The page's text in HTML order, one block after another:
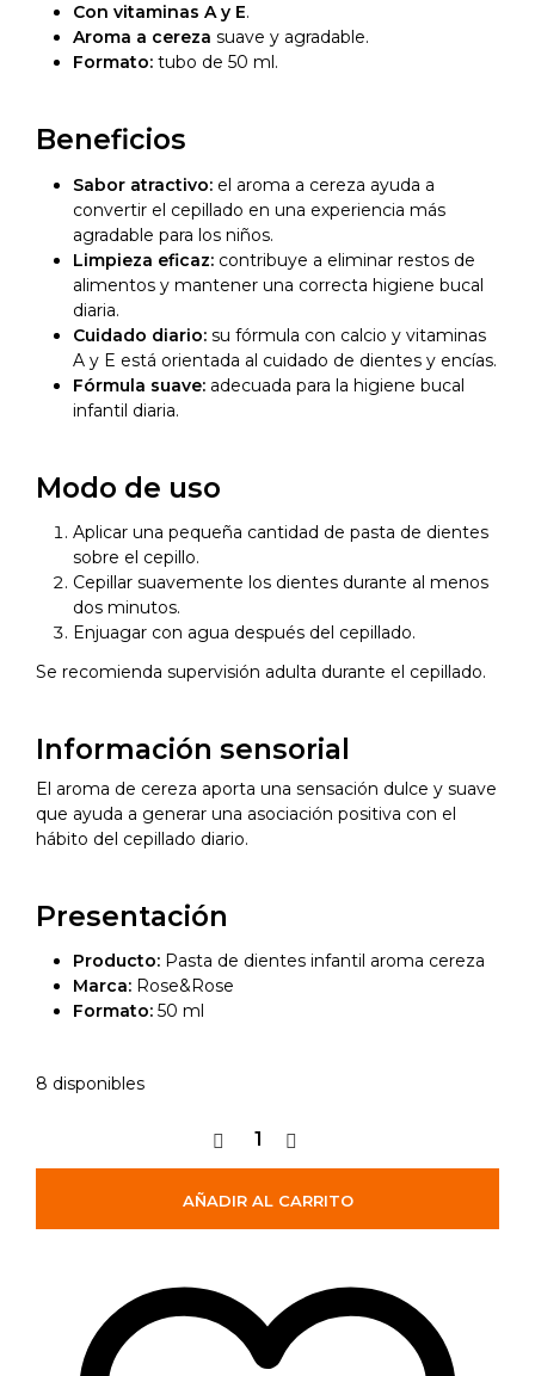
Con vitaminas A y E.
Aroma a cereza suave y agradable.
Formato:tubo de 50 ml.
Beneficios
Sabor atractivo:el aroma a cereza ayuda a
convertir el cepillado en una experiencia más
agradable para los niños.
Limpieza eficaz:contribuye a eliminar restos de
alimentos y mantener una correcta higiene bucal
diaria.
Cuidado diario:su fórmula con calcio y vitaminas
A y E está orientada al cuidado de dientes y encías.
Fórmula suave:adecuada para la higiene bucal
infantil diaria.
Modo de uso
Aplicar una pequeña cantidad de pasta de dientes
sobre el cepillo.
Cepillar suavemente los dientes durante al menos
dos minutos.
Enjuagar con agua después del cepillado.
Se recomienda supervisión adulta durante el cepillado.
Información sensorial
El aroma de cereza aporta una sensación dulce y suave
que ayuda a generar una asociación positiva con el
hábito del cepillado diario.
Presentación
Producto:Pasta de dientes infantil aroma cereza
Marca:Rose&Rose
Formato:50 ml
8 disponibles
AÑADIR AL CARRITO